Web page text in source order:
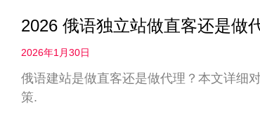
2026 俄语独立站做直客还是做
2026年1月30日
俄语建站是做直客还是做代理？本文详细
策.